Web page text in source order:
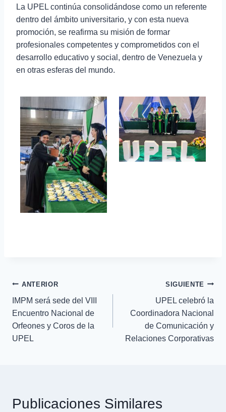
La UPEL continúa consolidándose como un referente
dentro del ámbito universitario, y con esta nueva
promoción, se reafirma su misión de formar
profesionales competentes y comprometidos con el
desarrollo educativo y social, dentro de Venezuela y
en otras esferas del mundo.
ANTERIOR
IMPM será sede del VIII
Encuentro Nacional de
Orfeones y Coros de la
UPEL
SIGUIENTE
UPEL celebró la
Coordinadora Nacional
de Comunicación y
Relaciones Corporativas
Publicaciones Similares